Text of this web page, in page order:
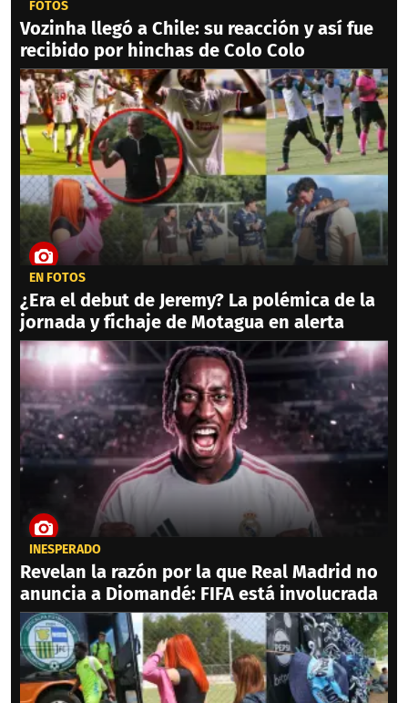
FOTOS
Vozinha llegó a Chile: su reacción y así fue
recibido por hinchas de Colo Colo
EN FOTOS
¿Era el debut de Jeremy? La polémica de la
jornada y fichaje de Motagua en alerta
INESPERADO
Revelan la razón por la que Real Madrid no
anuncia a Diomandé: FIFA está involucrada